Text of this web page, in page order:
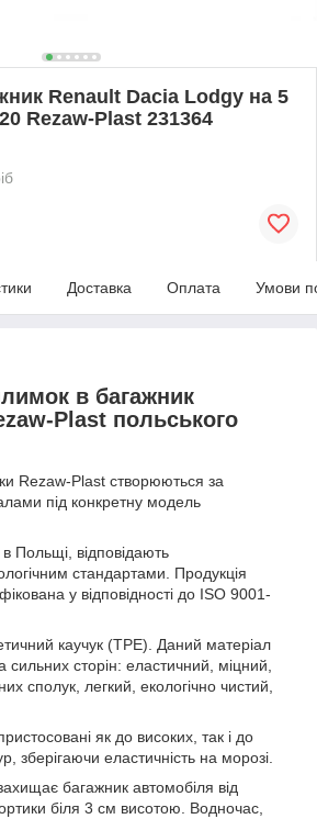
Renault Dacia Lodgy на 5
Rezaw-Plast 231364
Доставка Оплата Умови
в багажник
Plast польського
Rezaw-Plast створюються за
під конкретну модель
Польщі, відповідають
стандартами. Продукція
у відповідності до ISO 9001-
каучук (ТРЕ). Даний матеріал
сильних сторін: еластичний, міцний,
сполук, легкий, екологічно чистий,
як до високих, так і до
зберігаючи еластичність на морозі.
багажник автомобіля від
біля 3 см висотою. Водночас,